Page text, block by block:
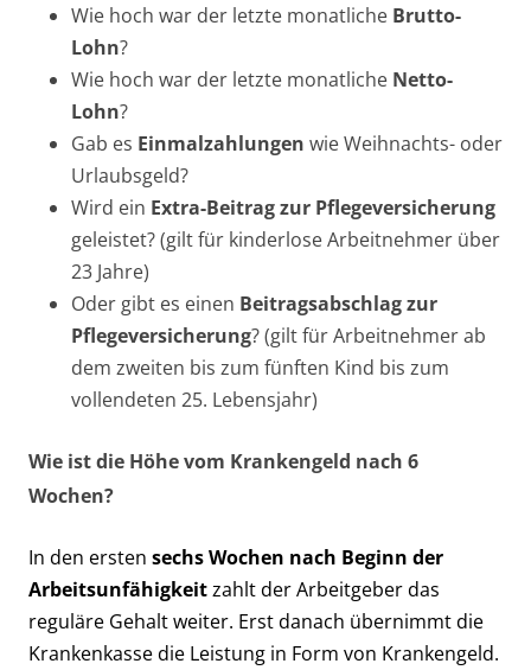
Wie hoch war der letzte monatliche Brutto-
Lohn?
Wie hoch war der letzte monatliche Netto-
Lohn?
Gab es Einmalzahlungen wie Weihnachts- oder
Urlaubsgeld?
Wird ein Extra-Beitrag zur Pflegeversicherung
geleistet? (gilt für kinderlose Arbeitnehmer über
23 Jahre)
Oder gibt es einen Beitragsabschlag zur
Pflegeversicherung? (gilt für Arbeitnehmer ab
dem zweiten bis zum fünften Kind bis zum
vollendeten 25. Lebensjahr)
Wie ist die Höhe vom Krankengeld nach 6
Wochen?
In den ersten sechs Wochen nach Beginn der
Arbeitsunfähigkeitzahlt der Arbeitgeber das
reguläre Gehalt weiter. Erst danach übernimmt die
Krankenkasse die Leistung in Form von Krankengeld.